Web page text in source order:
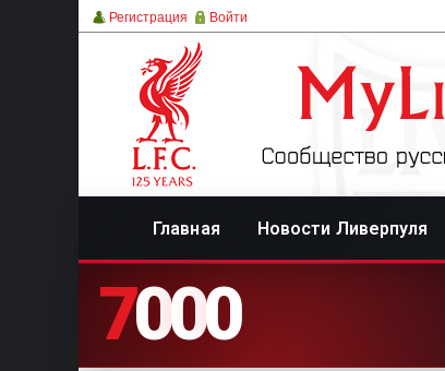
Регистрация Войти
Главная Новости Ливерпуля
7000